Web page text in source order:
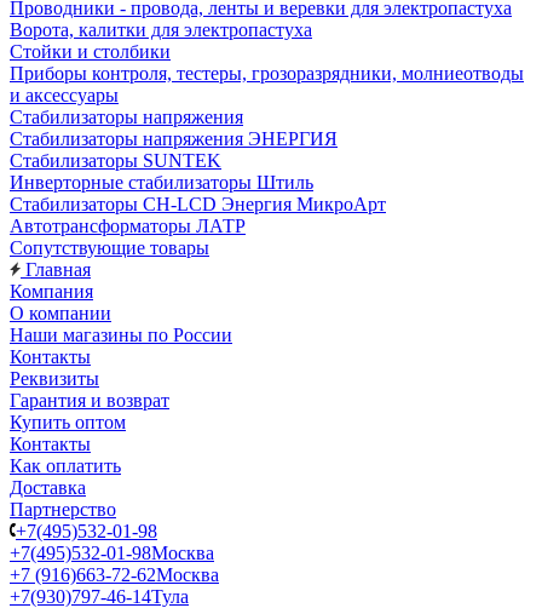
Проводники - провода, ленты и веревки для электропастуха
Ворота, калитки для электропастуха
Стойки и столбики
Приборы контроля, тестеры, грозоразрядники, молниеотводы
и аксессуары
Стабилизаторы напряжения
Стабилизаторы напряжения ЭНЕРГИЯ
Стабилизаторы SUNTEK
Инверторные стабилизаторы Штиль
Стабилизаторы СН-LCD Энepгия МикроАрт
Автотрансформаторы ЛАТР
Сопутствующие товары
Главная
Компания
О компании
Наши магазины по России
Контакты
Реквизиты
Гарантия и возврат
Купить оптом
Контакты
Как оплатить
Доставка
Партнерство
+7(495)532-01-98
+7(495)532-01-98Москва
+7 (916)663-72-62Москва
+7(930)797-46-14Тула